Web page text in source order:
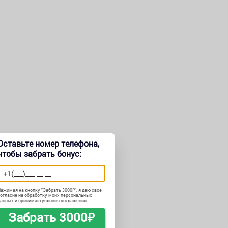
номер телефона,
забрать бонус:
на кнопку "Забрать 3000₽", я даю свое
на обработку моих персональных
и принимаюусловия соглашения
Забрать 3000₽